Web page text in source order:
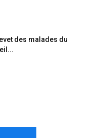
des malades du